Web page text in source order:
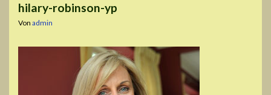
hilary-robinson-yp
Von admin